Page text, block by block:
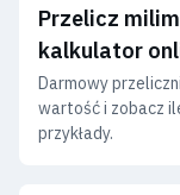
Przelicz
kalkulator
Darmowy
wartość i zobacz
przykłady.